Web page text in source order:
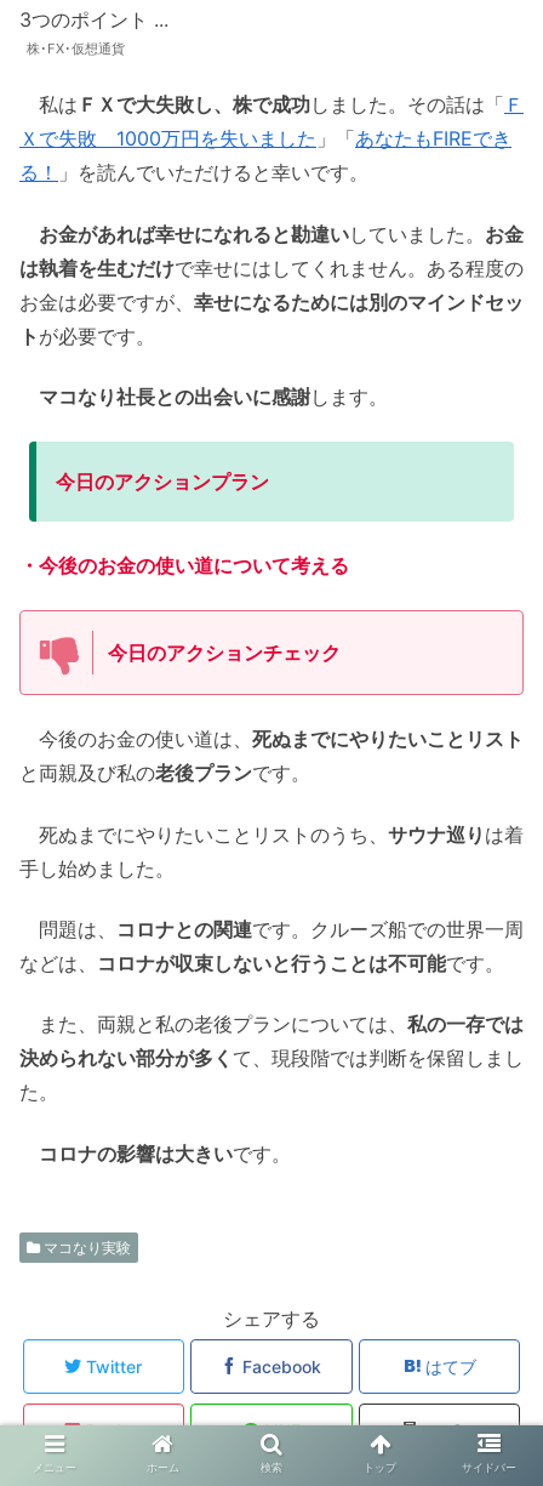
株･FX･仮想通貨
私は ＦＸで大失敗し、株で成功しました。その話は「 Ｆ
Ｘで失敗 1000万円を失いました 」「あなたもFIREでき
る！
」を読んでいただけると幸いです。
お金があれば幸せになれると勘違いしていました。 お金
は執着を生むだけで幸せにはしてくれません。ある程度の
お金は必要ですが、 幸せになるためには別のマインドセッ
ト が必要です。
マコなり社長との出会いに感謝します。
今日のアクションプラン
・今後のお金の使い道について考える
今日のアクションチェック
今後のお金の使い道は、 死ぬまでにやりたいことリスト
と両親及び私の老後プランです。
死ぬまでにやりたいことリストのうち、 サウナ巡り は着
手し始めました。
問題は、 コロナとの関連です。クルーズ船での世界一周
などは、 コロナが収束しないと行うことは不可能です。
また、両親と私の老後プランについては、 私の一存では
決められない部分が多く て、現段階では判断を保留しまし
た。
コロナの影響は大きいです。
マコなり実験
シェアする
Twitter Facebook はてブ
Pocket LINE コピー
メニュー ホーム 検索 トップ サイドバー